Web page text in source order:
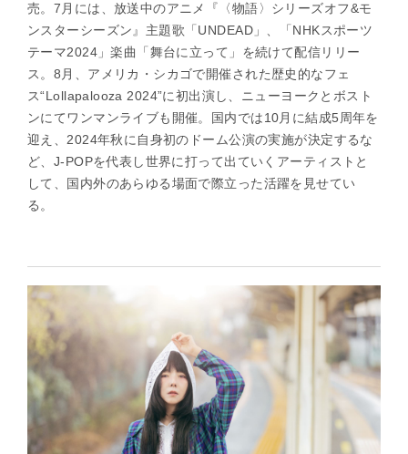
売。7月には、放送中のアニメ『〈物語〉シリーズオフ&モ
ンスターシーズン』主題歌「UNDEAD」、「NHKスポーツ
テーマ2024」楽曲「舞台に立って」を続けて配信リリー
ス。8月、アメリカ・シカゴで開催された歴史的なフェ
ス“Lollapalooza 2024”に初出演し、ニューヨークとボスト
ンにてワンマンライブも開催。国内では10月に結成5周年を
迎え、2024年秋に自身初のドーム公演の実施が決定するな
ど、J-POPを代表し世界に打って出ていくアーティストと
して、国内外のあらゆる場面で際立った活躍を見せてい
る。